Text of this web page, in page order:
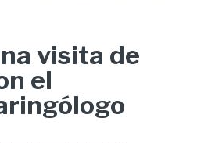
visita de
el